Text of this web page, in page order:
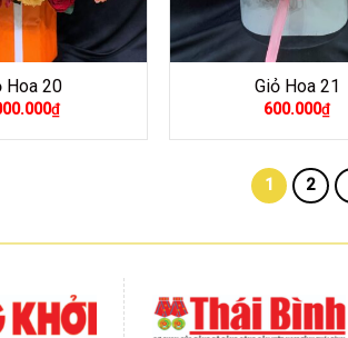
Hoa 20
₫
Giỏ Hoa 21
600.000₫
1 2